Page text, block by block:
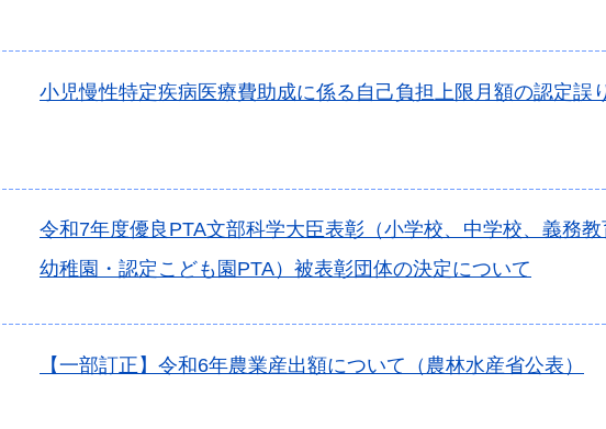
小児慢性特定疾病医療費助成に係る自己負担上限月額の認定誤
令和7年度優良PTA文部科学大臣表彰（小学校、中学校、義務
幼稚園・認定こども園PTA）被表彰団体の決定について
【一部訂正】令和6年農業産出額について（農林水産省公表）